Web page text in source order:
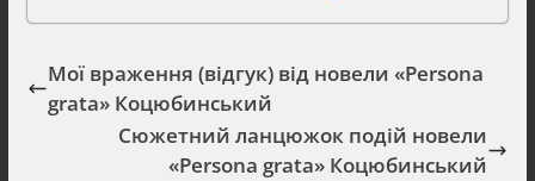
Мої враження (відгук) від новели «Persona
grata» Коцюбинський
Сюжетний ланцюжок подій новели
«Persona grata» Коцюбинський